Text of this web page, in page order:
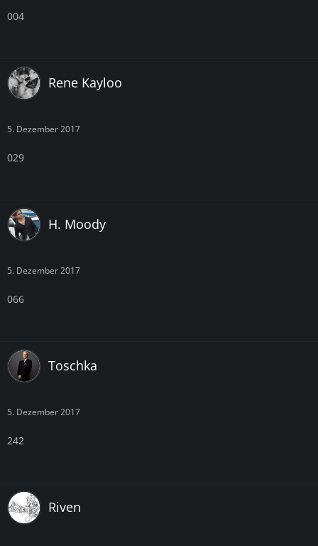
004
Rene Kayloo
5. Dezember 2017
029
H. Moody
5. Dezember 2017
066
Toschka
5. Dezember 2017
242
Riven